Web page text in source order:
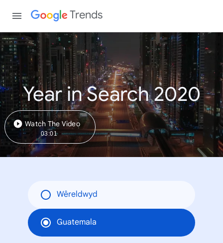
Trends
Year in Search 2020
Watch The Video
03:01
Wêreldwyd
Guatemala